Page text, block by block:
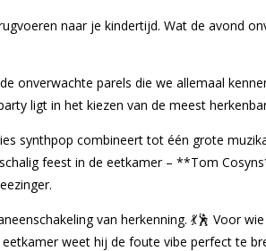
naar je kindertijd. Wat de avond
onverwachte parels die we allemaal
ligt in het kiezen van de meest
synthpop combineert tot één grote
feest in de eetkamer – **Tom
van herkenning. 💃🕺 Voor
weet hij de foute vibe perfect te